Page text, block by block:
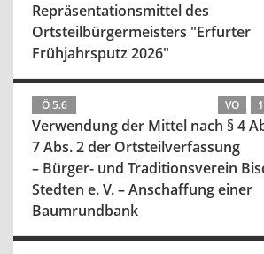
Repräsentationsmittel des
Ortsteilbürgermeisters "Erfurter
Frühjahrsputz 2026"
Ö 5.6 VO
Verwendung der Mittel nach § 4
7 Abs. 2 der Ortsteilverfassung
– Bürger- und Traditionsverein
Stedten e. V. – Anschaffung einer
Baumrundbank